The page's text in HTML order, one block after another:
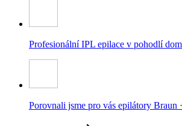
Profesionální IPL epilace v pohodlí
Porovnali jsme pro vás epilátory